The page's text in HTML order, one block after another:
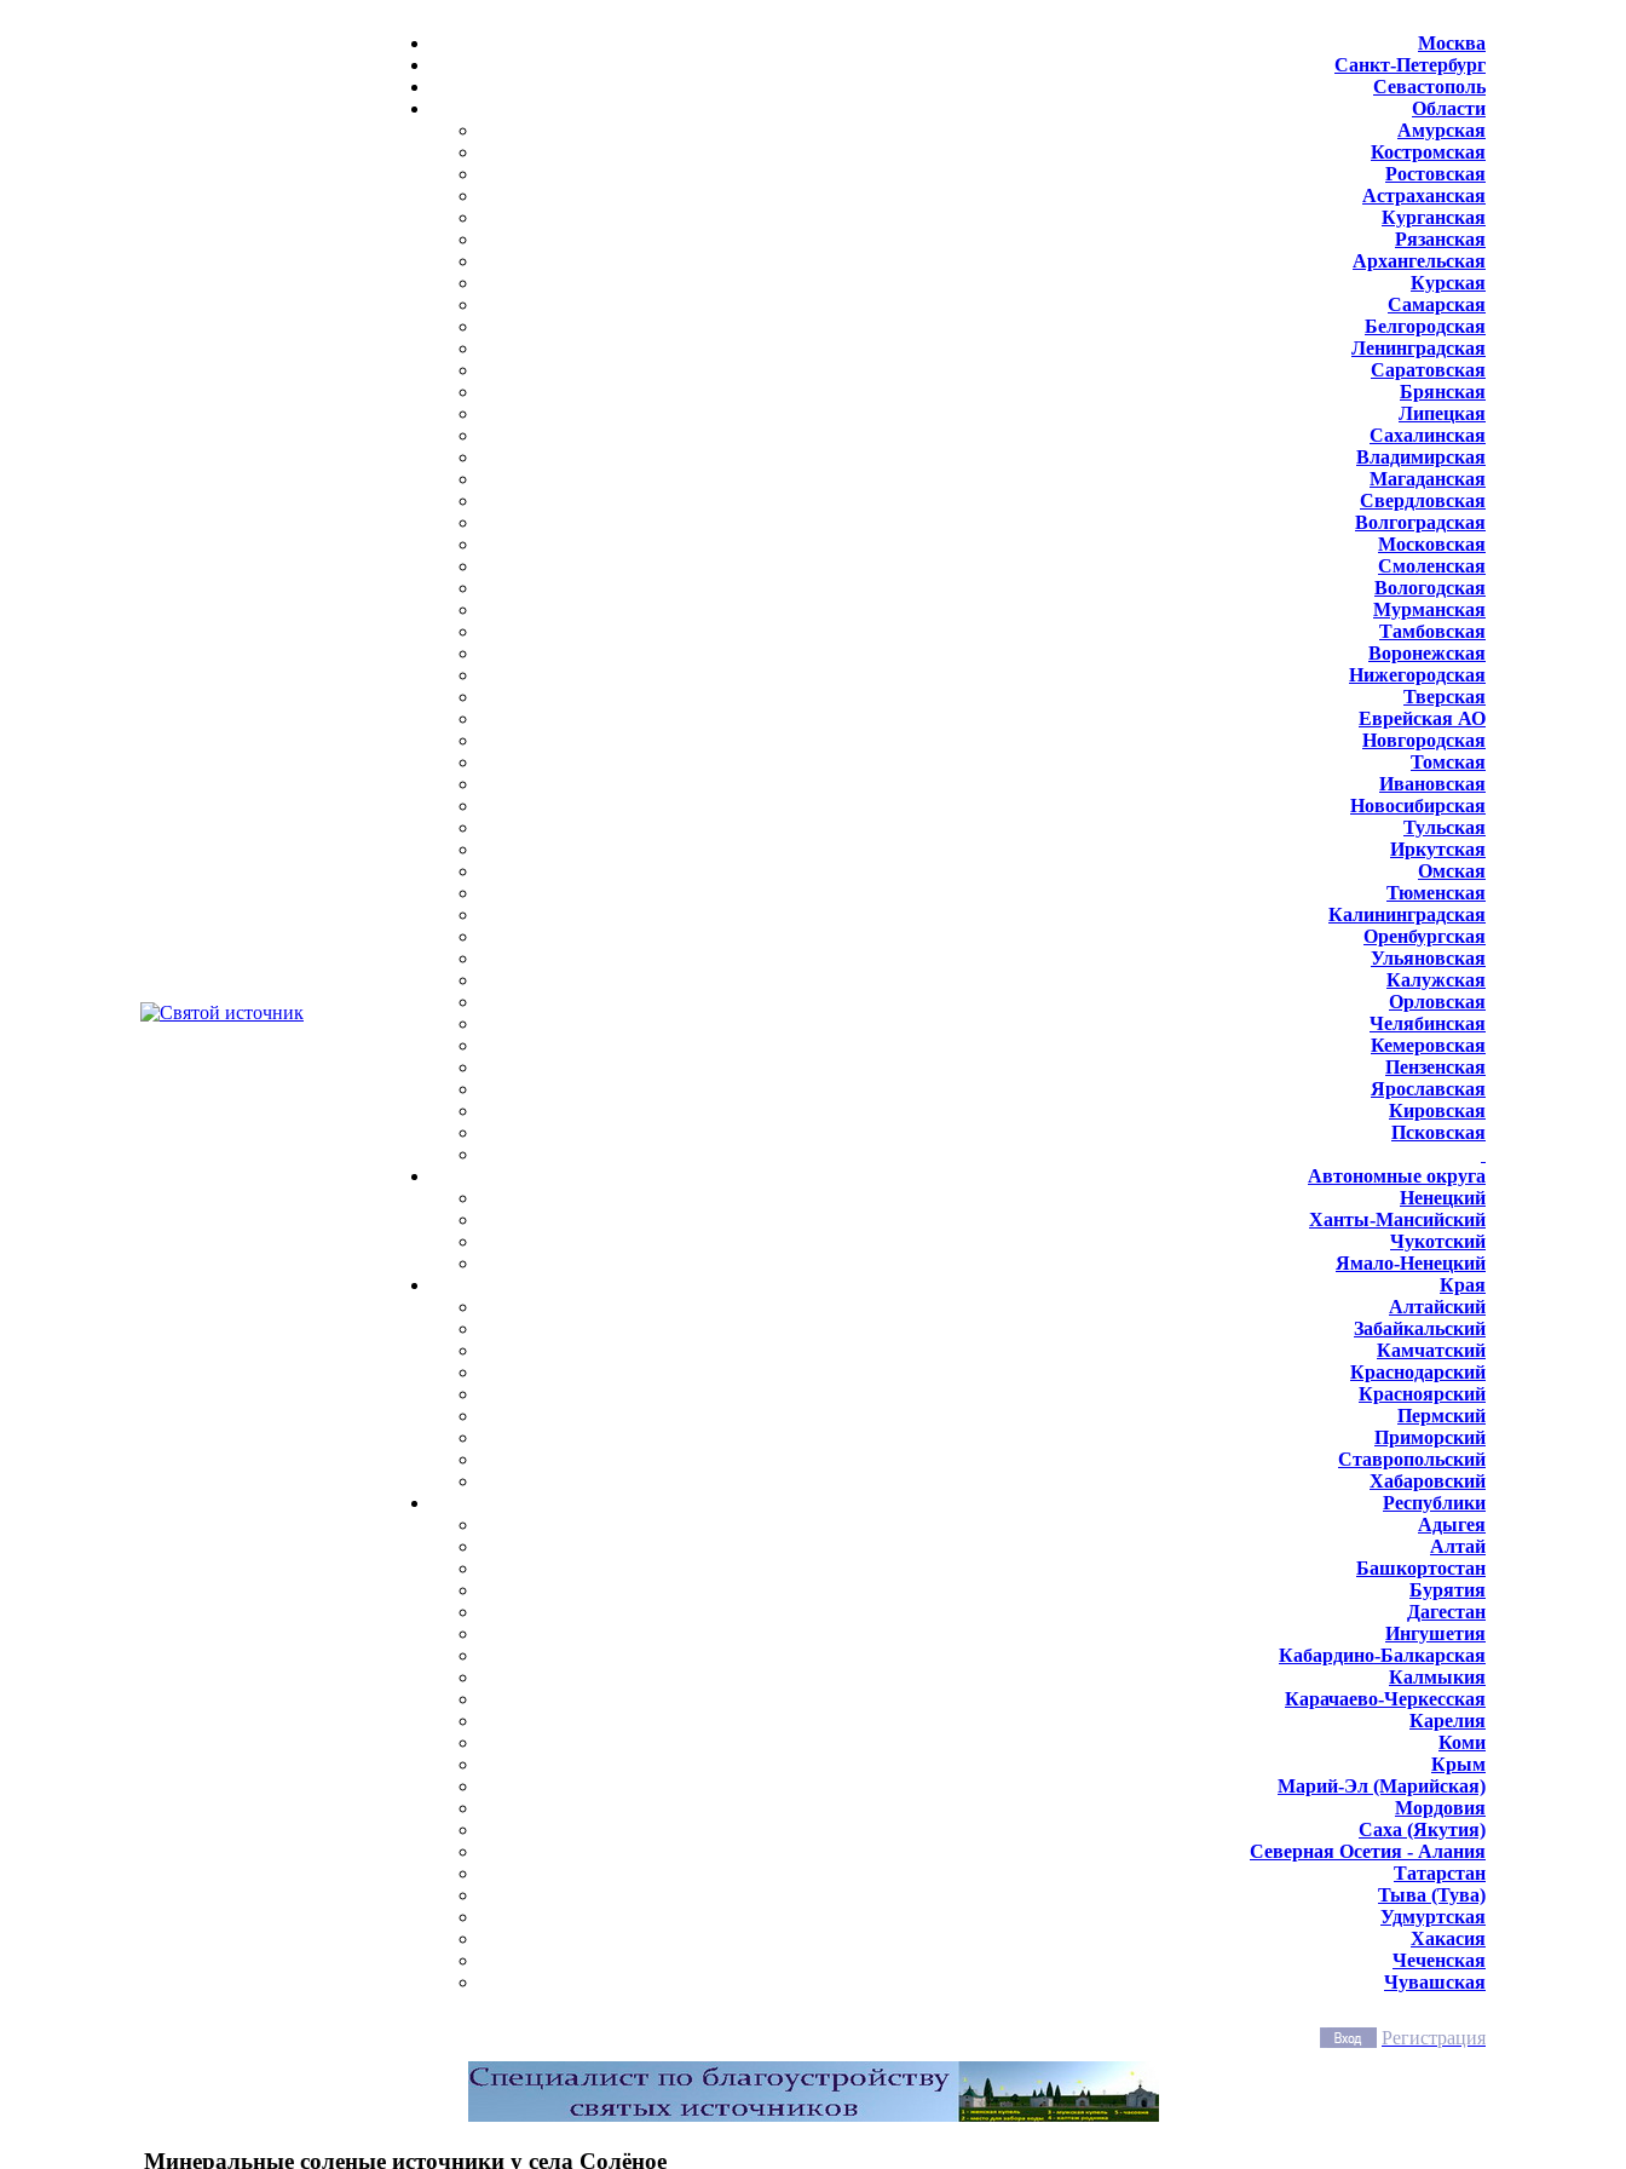
Москва
Санкт-Петербург
Севастополь
Области
Амурская
Костромская
Ростовская
Астраханская
Курганская
Рязанская
Архангельская
Курская
Самарская
Белгородская
Ленинградская
Саратовская
Брянская
Липецкая
Сахалинская
Владимирская
Магаданская
Свердловская
Волгоградская
Московская
Смоленская
Вологодская
Мурманская
Тамбовская
Воронежская
Нижегородская
Тверская
Еврейская АО
Новгородская
Томская
Ивановская
Новосибирская
Тульская
Иркутская
Омская
Тюменская
Калининградская
Оренбургская
Ульяновская
Калужская
Орловская
Челябинская
Кемеровская
Пензенская
Ярославская
Кировская
Псковская
Автономные округа
Ненецкий
Ханты-Мансийский
Чукотский
Ямало-Ненецкий
Края
Алтайский
Забайкальский
Камчатский
Краснодарский
Красноярский
Пермский
Приморский
Ставропольский
Хабаровский
Республики
Адыгея
Алтай
Башкортостан
Бурятия
Дагестан
Ингушетия
Кабардино-Балкарская
Калмыкия
Карачаево-Черкесская
Карелия
Коми
Крым
Марий-Эл (Марийская)
Мордовия
Саха (Якутия)
Северная Осетия - Алания
Татарстан
Тыва (Тува)
Удмуртская
Хакасия
Чеченская
Чувашская
Регистрация
Минеральные соленые источники у села Солёное